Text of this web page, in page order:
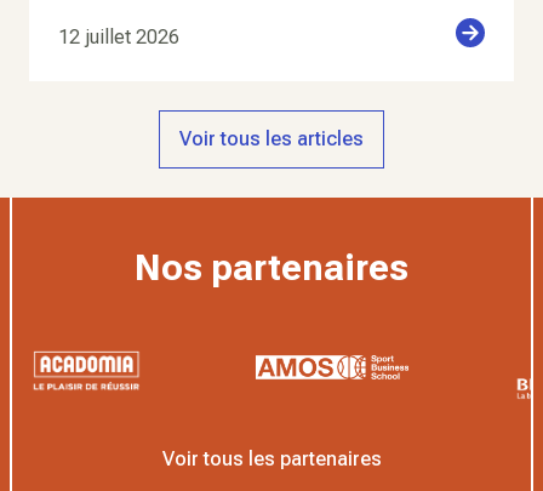
12 juillet 2026
Voir tous les articles
Nos partenaires
Voir tous les partenaires